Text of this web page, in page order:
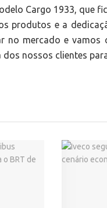
Cargo 1933, que
produtos e a
no mercado e
nossos clientes